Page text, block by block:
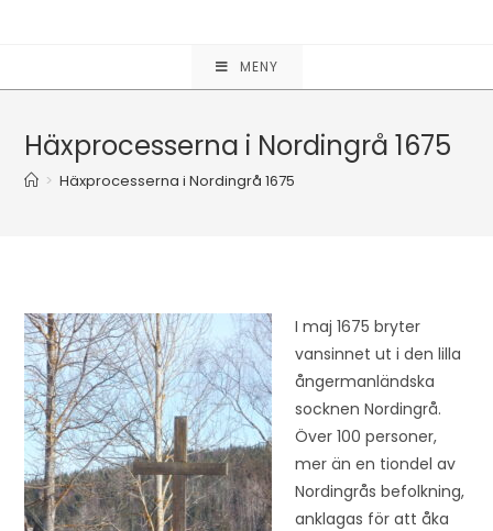
MENY
Häxprocesserna i Nordingrå 1675
> Häxprocesserna i Nordingrå 1675
I maj 1675 bryter
vansinnet ut i den lilla
ångermanländska
socknen Nordingrå.
Över 100 personer,
mer än en tiondel av
Nordingrås befolkning,
anklagas för att åka